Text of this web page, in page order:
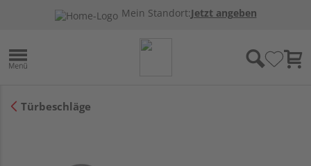
Mein Standort:Jetzt angeben
Türbeschläge